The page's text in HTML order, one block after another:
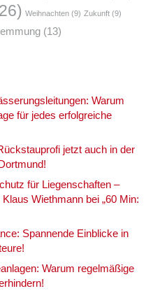
Weihnachten(9) Zukunft(9)
(13)
War­um
für jedes erfolg­rei­che
jetzt auch in der
für Lie­gen­schaf­ten –
Wieth­mann bei „60 Min:
Span­nen­de Ein­bli­cke in
War­um regel­mä­ßi­ge